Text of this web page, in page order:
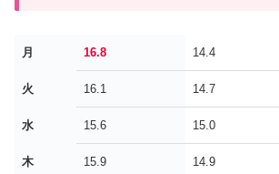
月
火
水
木
16.8
16.1
15.6
15.9
14.4
14.7
15.0
14.9